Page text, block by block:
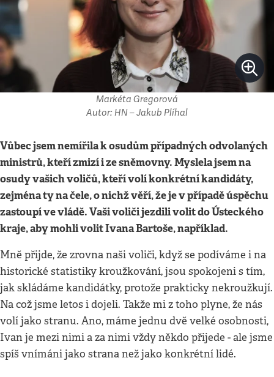
Markéta Gregorová
Autor: HN – Jakub Plíhal
Vůbec jsem nemířila k osudům případných odvolaných
ministrů, kteří zmizí i ze sněmovny. Myslela jsem na
osudy vašich voličů, kteří volí konkrétní kandidáty,
zejména ty na čele, o nichž věří, že je v případě úspěchu
zastoupí ve vládě. Vaši voliči jezdili volit do Ústeckého
kraje, aby mohli volit Ivana Bartoše, například.
Mně přijde, že zrovna naši voliči, když se podíváme i na
historické statistiky kroužkování, jsou spokojeni s tím,
jak skládáme kandidátky, protože prakticky nekroužkují.
Na což jsme letos i dojeli. Takže mi z toho plyne, že nás
volí jako stranu. Ano, máme jednu dvě velké osobnosti,
Ivan je mezi nimi a za nimi vždy někdo přijede - ale jsme
spíš vnímáni jako strana než jako konkrétní lidé.